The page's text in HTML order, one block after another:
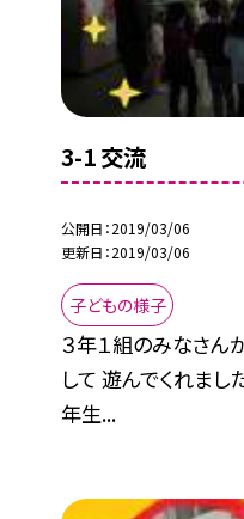
3-1 交流
公開日 2019/03/06
更新日 2019/03/06
子どもの様子
３年１組のみなさん
して 遊んでくれまし
年生...